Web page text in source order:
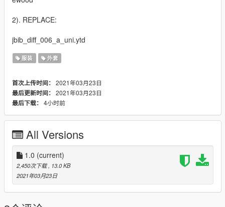
2). REPLACE:
jbib_diff_006_a_uni.ytd
服装 外套
首次上传时间： 2021年03月23日
最后更新时间： 2021年03月23日
最后下载： 4小时前
All Versions
1.0 (current)
2,450次下载 , 13.0 KB
2021年03月23日